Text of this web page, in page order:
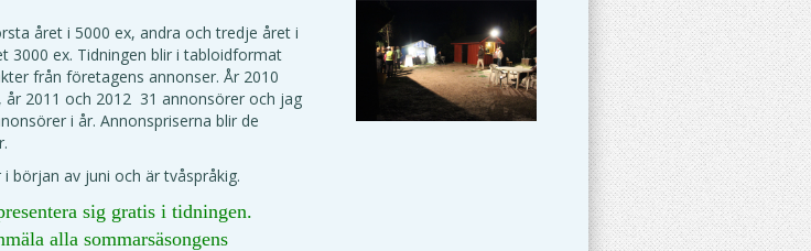
året i 5000 ex, andra och tredje året i
3000 ex. Tidningen blir i tabloidformat
från företagens annonser. År 2010
år 2011 och 2012 31 annonsörer och jag
i år. Annonspriserna blir de
början av juni och är tvåspråkig.
sig gratis i tidningen.
alla sommarsäsongens